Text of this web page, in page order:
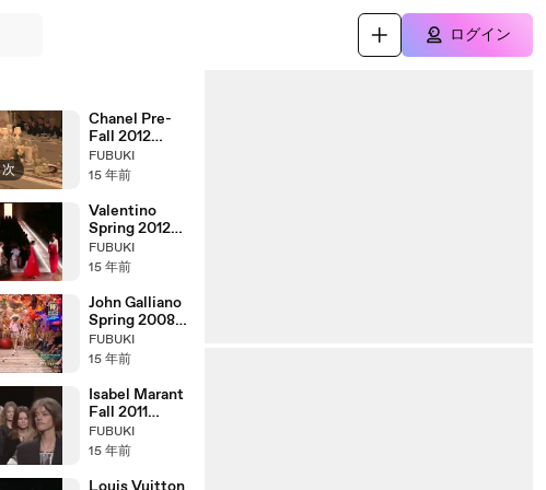
ログイン
次
Chanel Pre-
Fall 2012
Paris-Bombay
Fashion Show
FUBUKI
15 年前
Valentino
Spring 2012
Fashion Show
(full)
FUBUKI
15 年前
John Galliano
Spring 2008
Fashion Show
(full)
FUBUKI
15 年前
Isabel Marant
Fall 2011
Fashion Show
(full)
FUBUKI
15 年前